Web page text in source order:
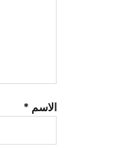
الاسم *